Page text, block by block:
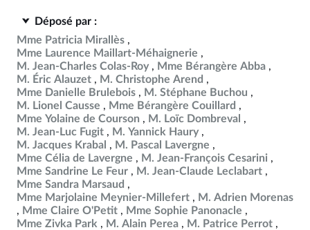
Déposé par :
Mme Patricia Mirallès
Mme Laurence Maillart-Méhaignerie
M. Jean-Charles Colas-Roy
Mme Bérangère Abba
M. Éric Alauzet
M. Christophe Arend
Mme Danielle Brulebois
M. Stéphane Buchou
M. Lionel Causse
Mme Bérangère Couillard
Mme Yolaine de Courson
M. Loïc Dombreval
M. Jean-Luc Fugit
M. Yannick Haury
M. Jacques Krabal
M. Pascal Lavergne
Mme Célia de Lavergne
M. Jean-François Cesarini
Mme Sandrine Le Feur
M. Jean-Claude Leclabart
Mme Sandra Marsaud
Mme Marjolaine Meynier-Millefert
M. Adrien Morenas
Mme Claire O'Petit
Mme Sophie Panonacle
Mme Zivka Park
M. Alain Perea
M. Patrice Perrot